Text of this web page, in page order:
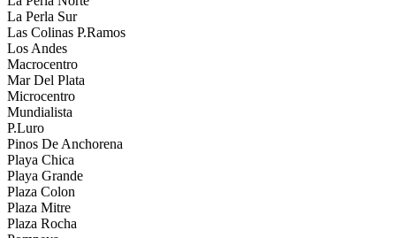
La Perla Sur
Las Colinas P.Ramos
Los Andes
Macrocentro
Mar Del Plata
Microcentro
Mundialista
P.Luro
Pinos De Anchorena
Playa Chica
Playa Grande
Plaza Colon
Plaza Mitre
Plaza Rocha